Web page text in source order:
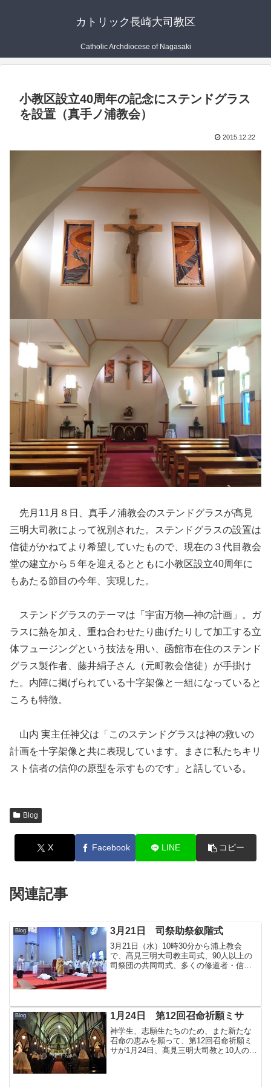
カトリック長崎大司教区
Catholic Archdiocese of Nagasaki
小教区設立40周年の記念にステンドグラス
を設置（真手ノ浦教会）
2015.12.22
先月11月８日、真手ノ浦教会のステンドグラスが髙見
三明大司教によって祝別された。ステンドグラスの設置は
信徒がかねてより希望していたもので、現在の３代目教会
堂の建立から５年を迎えるとともに小教区設立40周年に
もあたる節目の今年、実現した。
ステンドグラスのテーマは「宇宙万物―神の計画」。ガ
ラスに熱を加え、重ね合わせたり曲げたりして加工する立
体フュージングという技法を用い、函館市在住のステンド
グラス製作者、藤井絹子さん（元町教会信徒）が手掛け
た。内陣に掲げられている十字架像と一組になっていると
ころも特徴。
山内 実主任神父は「このステンドグラスは神の救いの
計画を十字架像と共に表現しています。まさに私たちキリ
スト信者の信仰の原型を示すものです」と話している。
Blog
X Facebook LINE コピー
関連記事
Blog 3月21日 司祭助祭叙階式
3月21日（水）10時30分から浦上教会
で、髙見三明大司教主司式、90人以上の
司祭団の共同司式、多くの修道者・信徒
Blog 1月24日 第12回召命祈願ミサ
神学生、志願生たちのため、また新たな
召命の恵みを願って、第12回召命祈願ミ
サが1月24日、髙見三明大司教と10人の司